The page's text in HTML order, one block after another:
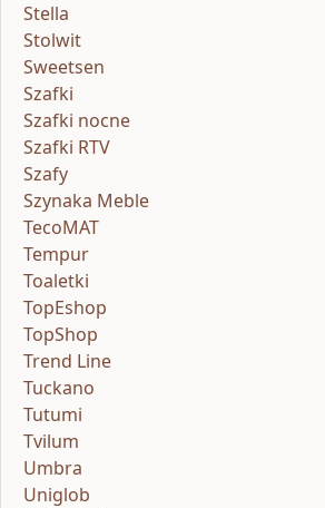
Stella
Stolwit
Sweetsen
Szafki
Szafki nocne
Szafki RTV
Szafy
Szynaka Meble
TecoMAT
Tempur
Toaletki
TopEshop
TopShop
Trend Line
Tuckano
Tutumi
Tvilum
Umbra
Uniglob